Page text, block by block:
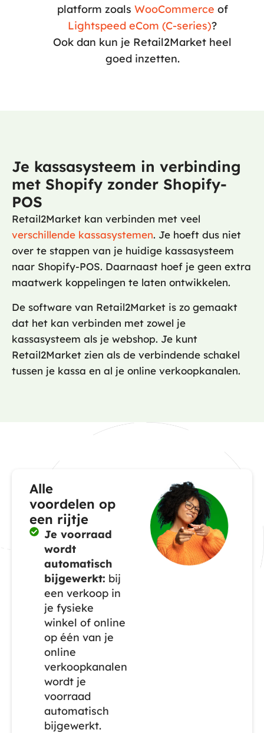
platform zoals WooCommerce of
Lightspeed eCom (C-series)?
Ook dan kun je Retail2Market heel
goed inzetten.
Je kassasysteem in verbinding
met Shopify zonder Shopify-
POS
Retail2Market kan verbinden met veel
verschillende kassasystemen. Je hoeft dus niet
over te stappen van je huidige kassasysteem
naar Shopify-POS. Daarnaast hoef je geen extra
maatwerk koppelingen te laten ontwikkelen.
De software van Retail2Market is zo gemaakt
dat het kan verbinden met zowel je
kassasysteem als je webshop. Je kunt
Retail2Market zien als de verbindende schakel
tussen je kassa en al je online verkoopkanalen.
Alle
voordelen op
een rijtje
Je voorraad
wordt
automatisch
bijgewerkt: bij
een verkoop in
je fysieke
winkel of online
op één van je
online
verkoopkanalen
wordt je
voorraad
automatisch
bijgewerkt.